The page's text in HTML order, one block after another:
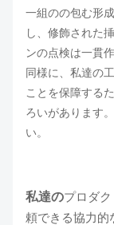
一組のの包む形
し、修飾された
ンの点検は一貫
同様に、私達の
ことを保障する
ろいがあります
い。
私達のプロダ
頼できる協力的